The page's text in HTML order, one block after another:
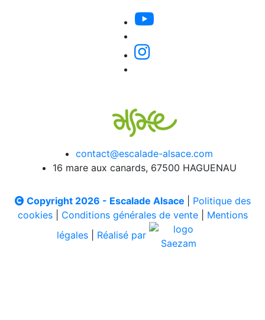
contact@escalade-alsace.com
16 mare aux canards, 67500 HAGUENAU
Copyright 2026 - Escalade Alsace
Politique des
cookies| Conditions générales de vente| Mentions
légales
Réalisé par